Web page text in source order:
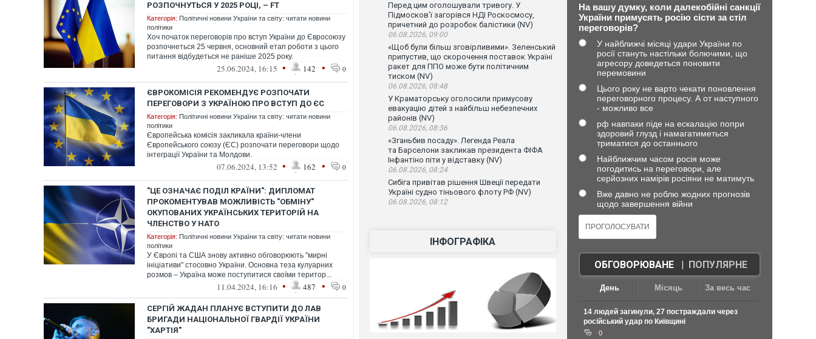
РОЗПОЧНУТЬСЯ У 2025 РОЦІ, – FT
Категорія: Політичні новини України та світу: читати новини
політики
Хоч початок переговорів про вступ України до Євросоюзу
розпочнеться 25 червня, основний етап роботи з цього
питання відбудеться не раніше 2025 року.
25.06.2024, 16:15 • 142 • 0
ЄВРОКОМІСІЯ РЕКОМЕНДУЄ РОЗПОЧАТИ
ПЕРЕГОВОРИ З УКРАЇНОЮ ПРО ВСТУП ДО ЄС
Категорія: Політичні новини України та світу: читати новини
політики
Європейська комісія закликала країни-члени
Європейського союзу (ЄС) розпочати переговори щодо
інтеграції України та Молдови.
07.06.2024, 13:52 • 162 • 0
"ЦЕ ОЗНАЧАЄ ПОДІЛ КРАЇНИ": ДИПЛОМАТ
ПРОКОМЕНТУВАВ МОЖЛИВІСТЬ "ОБМІНУ"
ОКУПОВАНИХ УКРАЇНСЬКИХ ТЕРИТОРІЙ НА
ЧЛЕНСТВО У НАТО
Категорія: Політичні новини України та світу: читати новини
політики
У Європі та США знову активно обговорюють "мирні
ініціативи" стосовно України. Основна теза кулуарних
розмов – Україна може поступитися своїми територ...
11.04.2024, 16:16 • 487 • 0
СЕРГІЙ ЖАДАН ПЛАНУЄ ВСТУПИТИ ДО ЛАВ
БРИГАДИ НАЦІОНАЛЬНОЇ ГВАРДІЇ УКРАЇНИ
"ХАРТІЯ"
Перед цим оголошували тривогу. У
Підмосков'ї загорівся НДІ Роскосмосу,
причетний до розробок балістики (NV)
06.08.2026, 09:00
«Щоб були більш зговірливими». Зеленський
припустив, що скорочення поставок Україні
ракет для ППО може бути політичним
тиском (NV)
06.08.2026, 08:48
У Краматорську оголосили примусову
евакуацію дітей з найбільш небезпечних
районів (NV)
06.08.2026, 08:36
«Зганьбив посаду». Легенда Реала
та Барселони закликав президента ФІФА
Інфантіно піти у відставку (NV)
06.08.2026, 08:24
Сибіга привітав рішення Швеції передати
Україні судно тіньового флоту РФ (NV)
06.08.2026, 08:12
ІНФОГРАФІКА
На вашу думку, коли далекобійні санкції
України примусять росію сісти за стіл
переговорів?
У найближчі місяці удари України по
росії стануть настільки болючими, що
агресору доведеться поновити
перемовини
Цього року не варто чекати поновлення
переговорного процесу. А от наступного
- можливо все
рф навпаки піде на ескалацію попри
здоровий глузд і намагатиметься
триматися до останнього
Найближчим часом росія може
погодитись на переговори, але
серйозних намірів росіяни не матимуть
Вже давно не роблю жодних прогнозів
щодо завершення війни
ОБГОВОРЮВАНЕ| ПОПУЛЯРНЕ
День Місяць За весь час
14 людей загинули, 27 постраждали через
російський удар по Київщині
0